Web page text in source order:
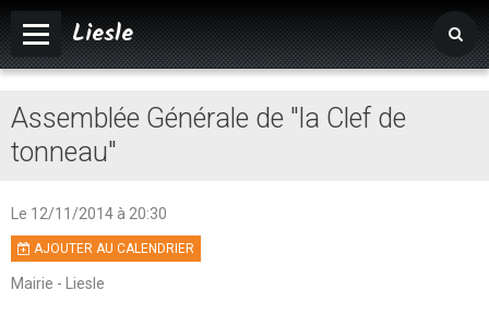
Liesle
Vie associative
Tourisme
Assemblée Générale de "la Clef de
tonneau"
Le 12/11/2014 à 20:30
AJOUTER AU CALENDRIER
Mairie - Liesle